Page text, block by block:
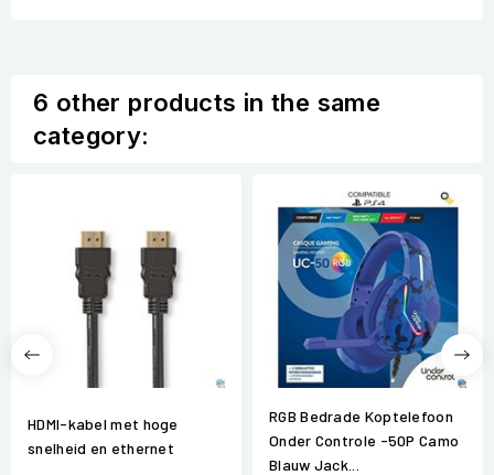
6 other products in the same
category:
HDMI-kabel met hoge
snelheid en ethernet
RGB Bedrade Koptelefoon
Onder Controle -50P Camo
Blauw Jack...